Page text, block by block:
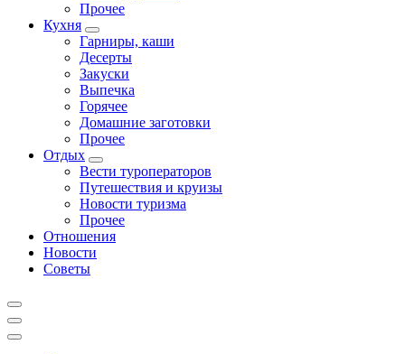
Прочее
Кухня
Гарниры, каши
Десерты
Закуски
Выпечка
Горячее
Домашние заготовки
Прочее
Отдых
Вести туроператоров
Путешествия и круизы
Новости туризма
Прочее
Отношения
Новости
Советы